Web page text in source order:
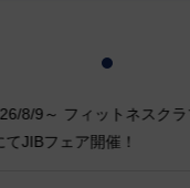
8/9～ フィットネスク
JIBフェア開催！
2